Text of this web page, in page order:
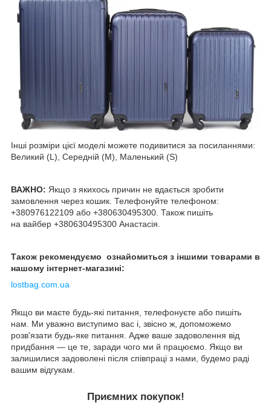
Інші розміри цієї моделі можете подивитися за посиланнями:
Великий (L), Середній (M), Маленький (S)
ВАЖНО: Якщо з якихось причин не вдається зробити
замовлення через кошик. Телефонуйте телефоном:
+380976122109 або +380630495300. Також пишіть
на вайбер +380630495300 Анастасія.
Також рекомендуємо ознайомиться з іншими товарами в
нашому інтернет-магазині:
lostbag.com.ua
Якщо ви маєте будь-які питання, телефонуєте або пишіть
нам. Ми уважно виступимо вас і, звісно ж, допоможемо
розв'язати будь-яке питання. Адже ваше задоволення від
придбання — це те, заради чого ми й працюємо. Якщо ви
залишилися задоволені після співпраці з нами, будемо раді
вашим відгукам.
Приємних покупок!